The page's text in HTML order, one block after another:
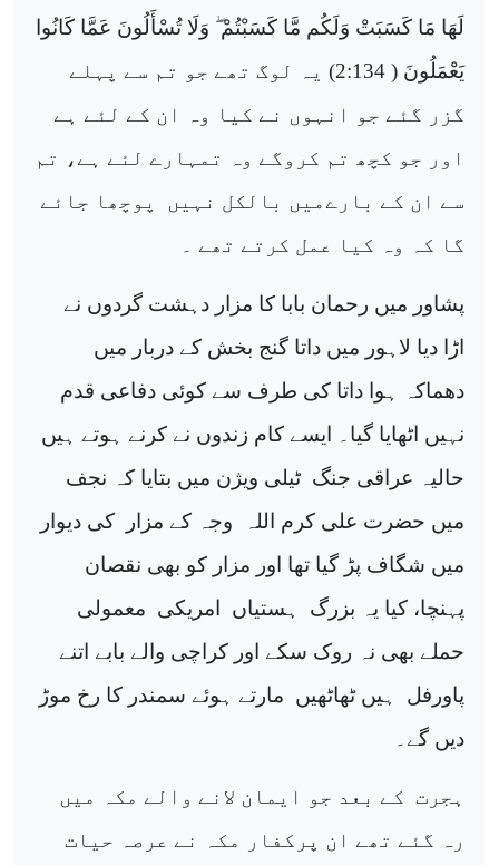
لَهَا مَا كَسَبَتْ وَلَكُم مَّا كَسَبْتُمْ وَلَا تُسْأَلُونَ عَمَّا كَانُوا
يَعْمَلُونَ
( 2:134) یہ لوگ تھے جو تم سے پہلے
گزر گئے جو انہوں نے کیا وہ ان کے لئے ہے
اور جو کچھ تم کروگے وہ تمہارے لئے ہے، تم
سے ان کے بارےمیں بالکل نہیں
پوچھا جائے
گا کہ وہ کیا عمل کرتے تھے ۔
پشاور میں رحمان بابا کا مزار دہشت گردوں نے
اڑا دیا لاہور میں داتا گنج بخش کے دربار میں
دھماکہ ہوا داتا کی طرف سے کوئی دفاعی قدم
نہیں اٹھایا گیا۔ ایسے کام زندوں نے کرنے ہوتے ہیں
حالیہ عراقی جنگ ٹیلی ویژن میں بتایا کہ نجف
میں حضرت علی کرم اللہ
وجہ کے مزار
کی دیوار
میں شگاف پڑ گیا تھا اور مزار کو بھی نقصان
پہنچا، کیا یہ بزرگ
ہستیاں امریکی معمولی
حملے بھی نہ روک سکے اور کراچی والے بابے اتنے
پاورفل
ہیں ٹھاٹھیں مارتے ہوئے سمندر کا رخ موڑ
دیں گے۔
ہجرت کے بعد جو ایمان لانے والے مکہ میں
رہ گئے تھے ان پرکفار مکہ نے عرصہ حیات